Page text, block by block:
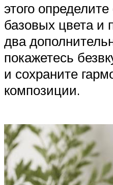
этого
базовых цвета и
два
покажетесь
и сохраните
композиции.